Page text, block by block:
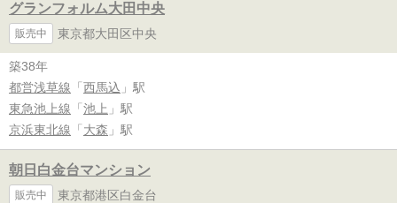
グランフォルム大田中央
販売中 東京都大田区中央
築38年
都営浅草線 「 西馬込 」駅
東急池上線 「 池上 」駅
京浜東北線 「 大森 」駅
朝日白金台マンション
販売中 東京都港区白金台